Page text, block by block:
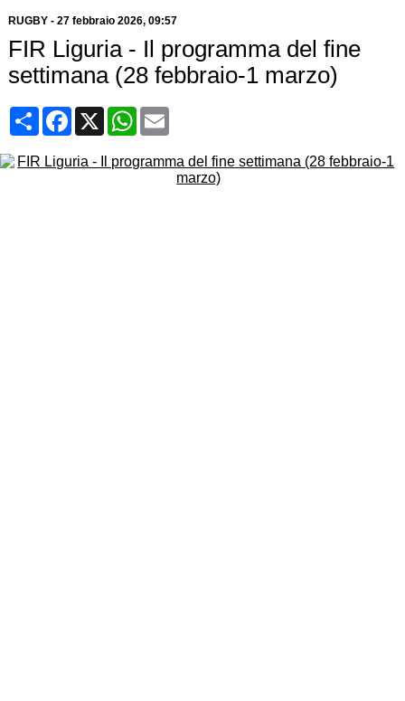
RUGBY- 27 febbraio 2026, 09:57
FIR Liguria - Il programma del fine
settimana (28 febbraio-1 marzo)
CondividiFacebook
X WhatsApp
Email